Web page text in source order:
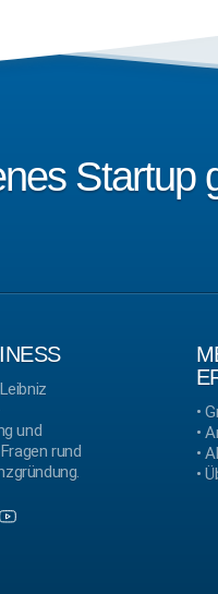
Startup
und
rund
•
•
•
•